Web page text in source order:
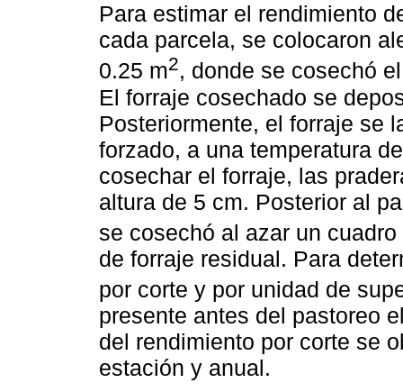
Para estimar el rendimiento
cada parcela, se colocaron
0.25 m2, donde se cosechó
El forraje cosechado se
Posteriormente, el forraje se
forzado, a una temperatura
cosechar el forraje, las
altura de 5 cm. Posterior al
se cosechó al azar un
de forraje residual. Para
por corte y por unidad de
presente antes del pastoreo
del rendimiento por corte se
estación y anual.